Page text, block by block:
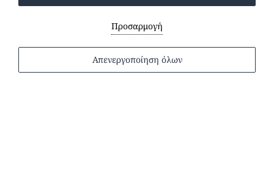
Προσαρμογή
Απενεργοποίηση όλων